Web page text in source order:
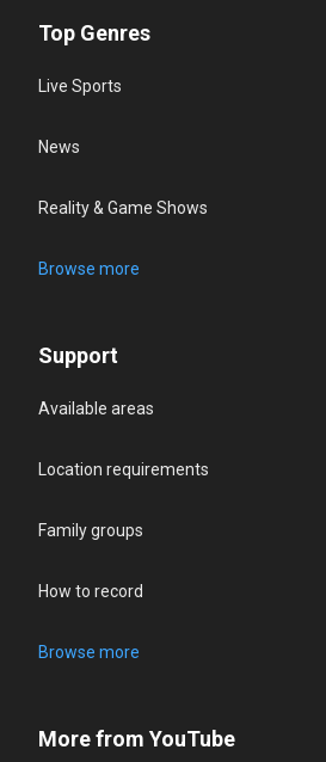
Top Genres
Live Sports
News
Reality & Game Shows
Browse more
Support
Available areas
Location requirements
Family groups
How to record
Browse more
More from YouTube